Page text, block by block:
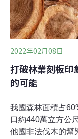
精緻產業花蓮林
林，每年疏伐後的
虞，但禁伐後多倚
產端停滯了將近
2022年02月08日
打破林業刻板印
的可能
我國森林面積占
口約440萬立方公
他國非法伐木的幫